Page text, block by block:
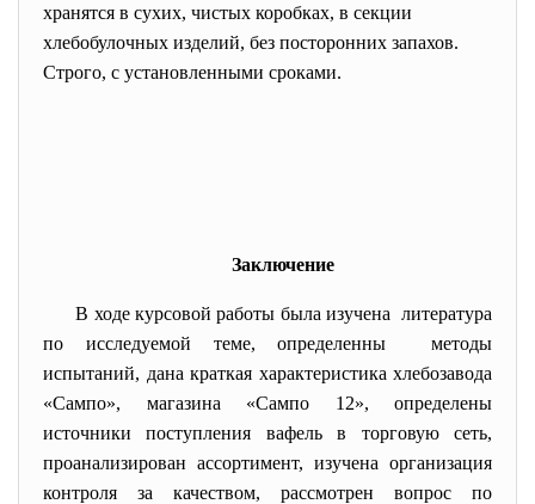
хранятся в сухих, чистых коробках, в секции
хлебобулочных изделий, без посторонних запахов.
Строго, с установленными сроками.
Заключение
В ходе курсовой работы была изучена литература
по исследуемой теме, определенны методы
испытаний, дана краткая характеристика хлебозавода
«Сампо», магазина «Сампо 12», определены
источники поступления вафель в торговую сеть,
проанализирован ассортимент, изучена организация
контроля за качеством, рассмотрен вопрос по